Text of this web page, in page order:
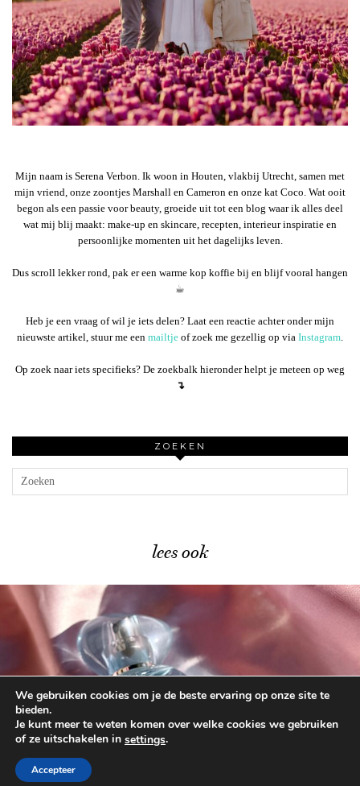
Mijn naam is Serena Verbon. Ik woon in Houten, vlakbij Utrecht, samen met
mijn vriend, onze zoontjes Marshall en Cameron en onze kat Coco. Wat ooit
begon als een passie voor beauty, groeide uit tot een blog waar ik alles deel
wat mij blij maakt: make-up en skincare, recepten, interieur inspiratie en
persoonlijke momenten uit het dagelijks leven.
Dus scroll lekker rond, pak er een warme kop koffie bij en blijf vooral hangen
☕︎
Heb je een vraag of wil je iets delen? Laat een reactie achter onder mijn
nieuwste artikel, stuur me een mailtje of zoek me gezellig op via Instagram.
Op zoek naar iets specifieks? De zoekbalk hieronder helpt je meteen op weg
↴
ZOEKEN
lees ook
Catrice Glass Cloud Hair & …
We gebruiken cookies om je de beste ervaring op onze site te
bieden.
Je kunt meer te weten komen over welke cookies we gebruiken
of ze uitschakelen in settings.
Accepteer